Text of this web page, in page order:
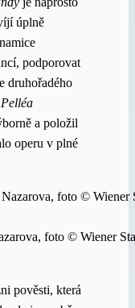
úplně
podporovat
druhořadého
Pelléa
a položil
operu v plné
foto © Wiener
pověsti, která